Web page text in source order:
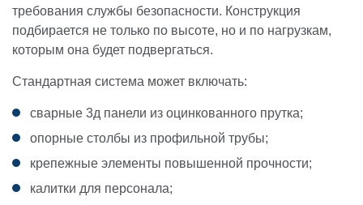
требования службы безопасности. Конструкция
подбирается не только по высоте, но и по нагрузкам,
которым она будет подвергаться.
Стандартная система может включать:
сварные 3д панели из оцинкованного прутка;
опорные столбы из профильной трубы;
крепежные элементы повышенной прочности;
калитки для персонала;